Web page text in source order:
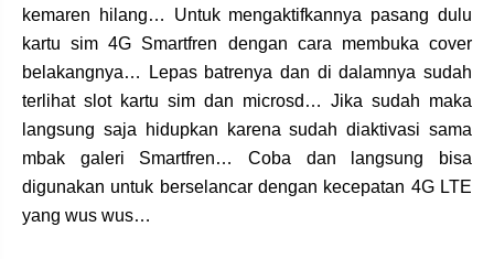
kemaren hilang… Untuk mengaktifkannya pasang dulu
kartu sim 4G Smartfren dengan cara membuka cover
belakangnya… Lepas batrenya dan di dalamnya sudah
terlihat slot kartu sim dan microsd… Jika sudah maka
langsung saja hidupkan karena sudah diaktivasi sama
mbak galeri Smartfren… Coba dan langsung bisa
digunakan untuk berselancar dengan kecepatan 4G LTE
yang wus wus…